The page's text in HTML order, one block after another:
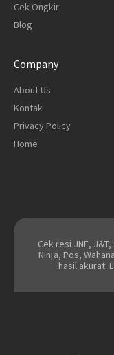
Cek Ongkir
Blog
Company
About Us
Kontak
Privacy Policy
Home
Cek resi JNE,
Ninja, Pos,
hasil akurat.